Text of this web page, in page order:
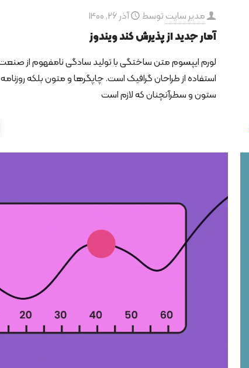
مدیر سایت توسط آذر 26, 1400
آمار جدید از پذیرش کند ویندوز
لورم ایپسوم متن ساختگی با تولید سادگی نامفهوم از
استفاده از طراحان گرافیک است. چاپگرها و متون بلکه
ستون و سطرآنچنان که لازم است